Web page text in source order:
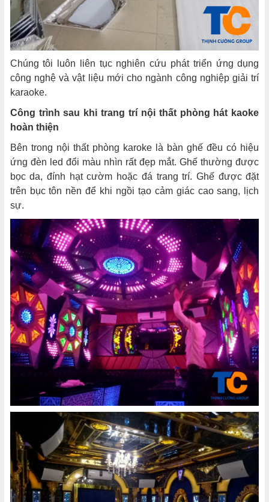
Chúng tôi luôn liên tục nghiên cứu phát triển ứng dụng
công nghệ và vật liệu mới cho ngành công nghiệp giải trí
karaoke.
Công trình sau khi trang trí nội thất phòng hát kaoke
hoàn thiện
Bên trong nội thất phòng karoke là bàn ghế đều có hiệu
ứng đèn led đổi màu nhìn rất đẹp mắt. Ghế thường được
bọc da, đính hạt cườm hoặc đá trang trí. Ghế được đặt
trên bục tôn nền để khi ngồi tạo cảm giác cao sang, lịch
sự.